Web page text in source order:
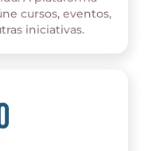
cursos, eventos,
iniciativas.